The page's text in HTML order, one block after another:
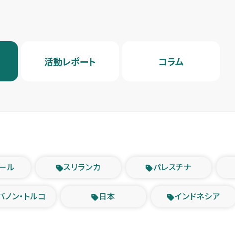
活動レポート コラム
ル スリランカ パレスチナ
ノン・トルコ 日本 インドネシア